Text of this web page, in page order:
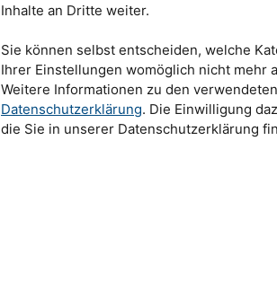
Wellenlängenselektor zur Erhöhung des Flusses
[1] Feoktystov, A. et al., J. Appl. Cryst. 48, 61 (2015).
Typische Anwendungen
Probenumgebung
Inhalte an Dritte weiter.
Sie können selbst entscheiden, welche
Ihrer Einstellungen womöglich nicht mehr
Weitere Informationen zu den
Datenschutzerklärung. Die Einwilligung
die Sie in unserer Datenschutzerklärung